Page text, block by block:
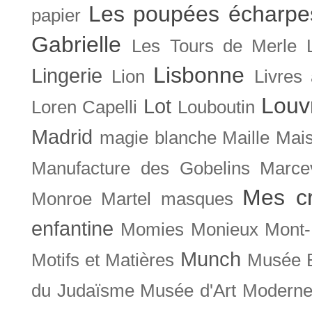
papier Les poupées
Gabrielle
Les Tours de Merle
Lingerie Lion Lisbonne
Livres
Loren Capelli Lot Louboutin
Madrid magie blanche Maille
Manufacture des Gobelins
Monroe Martel masques Mes
enfantine Momies Monieux
Motifs et Matières Munch Musée
du Judaïsme Musée d'Art